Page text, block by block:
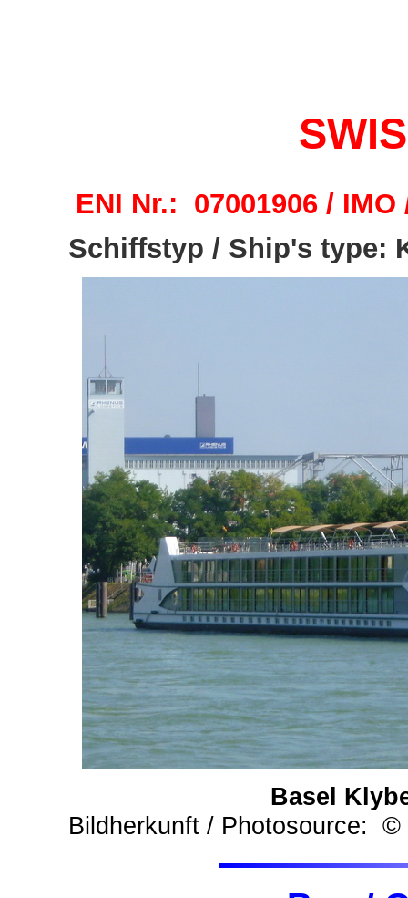
ENI Nr.: 07001906 /
Schiffstyp / Ship's type:
Basel
Bildherkunft / Photosource: